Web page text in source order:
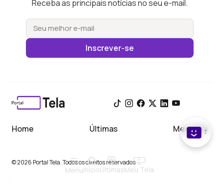
MenuInícioÚltimasMeu Tela
Receba as principais notícias no seu e-mail.
Inscrever-se
Home Últimas Meu Tela
© 2026 Portal Tela. Todos os direitos reservados